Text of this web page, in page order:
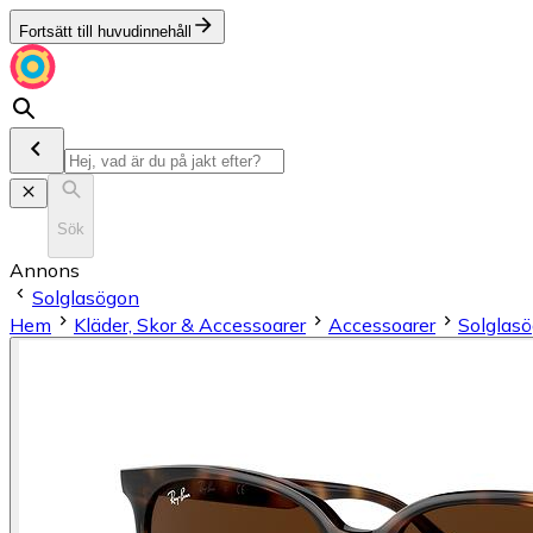
Fortsätt till huvudinnehåll
Sök
Annons
Solglasögon
Hem
Kläder, Skor & Accessoarer Accessoarer